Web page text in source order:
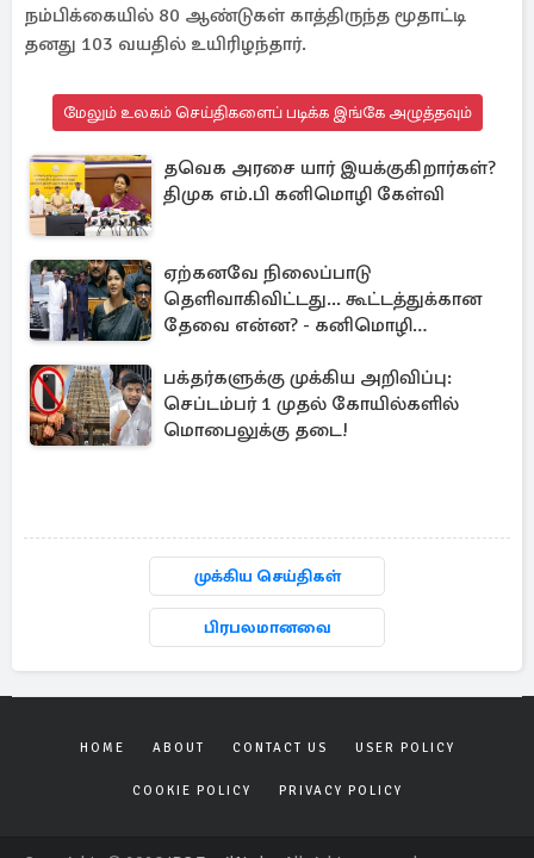
நம்பிக்கையில் 80 ஆண்டுகள் காத்திருந்த மூதாட்டி
தனது 103 வயதில் உயிரிழந்தார்.
மேலும் உலகம் செய்திகளைப் படிக்க இங்கே அழுத்தவும்
தவெக அரசை யார் இயக்குகிறார்கள்?
திமுக எம்.பி கனிமொழி கேள்வி
ஏற்கனவே நிலைப்பாடு
தெளிவாகிவிட்டது... கூட்டத்துக்கான
தேவை என்ன? - கனிமொழி
பக்தர்களுக்கு முக்கிய அறிவிப்பு:
செப்டம்பர் 1 முதல் கோயில்களில்
மொபைலுக்கு தடை!
முக்கிய செய்திகள்
பிரபலமானவை
HOME ABOUT CONTACT US USER POLICY
COOKIE POLICY PRIVACY POLICY